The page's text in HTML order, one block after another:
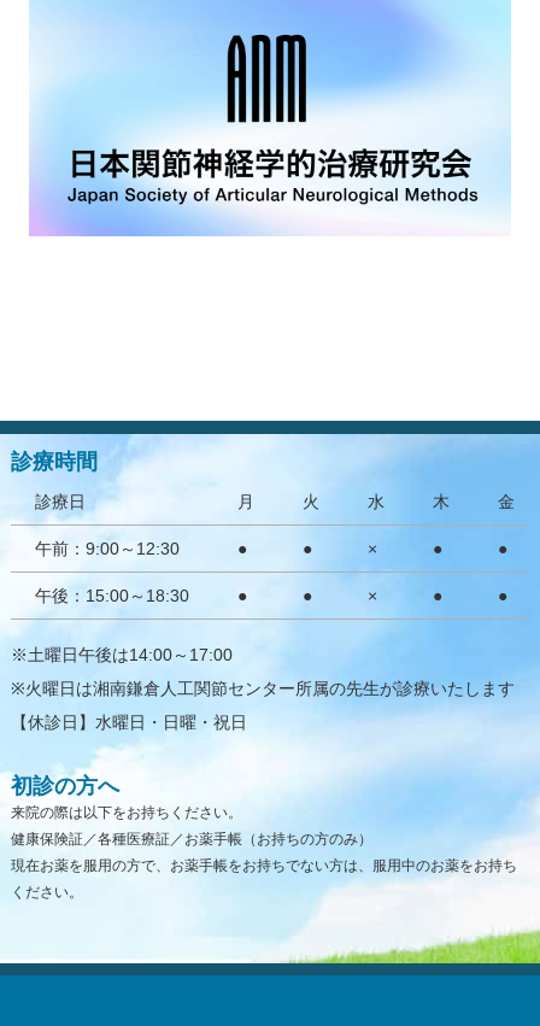
膝・腰・肩の障害
関節運動学的アプローチ
ブロック注射
ゆるトレーニング
トピックス
診療時間
診療日 月 火 水 木 金
午前：9:00～12:30 ● ● × ● ●
午後：15:00～18:30 ● ● × ● ●
※土曜日午後は14:00～17:00
※火曜日は湘南鎌倉人工関節センター所属の先生が診療いたします
【休診日】水曜日・日曜・祝日
初診の方へ
来院の際は以下をお持ちください。
健康保険証／各種医療証／お薬手帳（お持ちの方のみ）
現在お薬を服用の方で、お薬手帳をお持ちでない方は、服用中のお薬をお持ち
ください。